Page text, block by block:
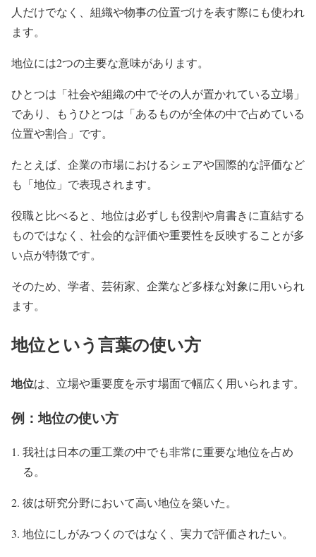
人だけでなく、組織や物事の位置づけを表す際にも使われ
ます。
地位には2つの主要な意味があります。
ひとつは「社会や組織の中でその人が置かれている立場」
であり、もうひとつは「あるものが全体の中で占めている
位置や割合」です。
たとえば、企業の市場におけるシェアや国際的な評価など
も「地位」で表現されます。
役職と比べると、地位は必ずしも役割や肩書きに直結する
ものではなく、社会的な評価や重要性を反映することが多
い点が特徴です。
そのため、学者、芸術家、企業など多様な対象に用いられ
ます。
地位という言葉の使い方
地位は、立場や重要度を示す場面で幅広く用いられます。
例：地位の使い方
我社は日本の重工業の中でも非常に重要な地位を占め
る。
彼は研究分野において高い地位を築いた。
地位にしがみつくのではなく、実力で評価されたい。